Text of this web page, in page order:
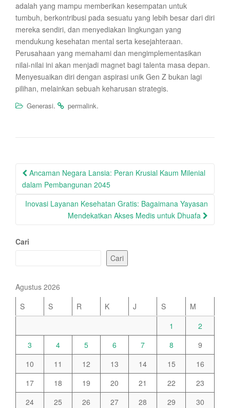
adalah yang mampu memberikan kesempatan untuk
tumbuh, berkontribusi pada sesuatu yang lebih besar dari diri
mereka sendiri, dan menyediakan lingkungan yang
mendukung kesehatan mental serta kesejahteraan.
Perusahaan yang memahami dan mengimplementasikan
nilai-nilai ini akan menjadi magnet bagi talenta masa depan.
Menyesuaikan diri dengan aspirasi unik Gen Z bukan lagi
pilihan, melainkan sebuah keharusan strategis.
Generasi. permalink.
Post
navigation
Ancaman Negara Lansia: Peran Krusial Kaum Milenial
dalam Pembangunan 2045
Inovasi Layanan Kesehatan Gratis: Bagaimana Yayasan
Mendekatkan Akses Medis untuk Dhuafa
Cari
Cari
Agustus 2026
S
S R K J S
M
1
2
3
4 5 6 7 8
9
10
11 12 13 14 15
16
17
18 19 20 21 22
23
24
25 26 27 28 29
30